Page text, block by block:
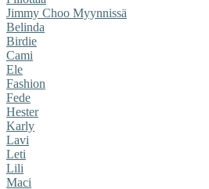
Jimmy Choo Myynnissä
Belinda
Birdie
Cami
Ele
Fashion
Fede
Hester
Karly
Lavi
Leti
Lili
Maci